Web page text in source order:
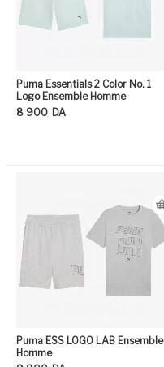
Puma Essentials 2 Color No. 1
Logo Ensemble Homme
8 900 DA
Puma ESS LOGO LAB Ensemble
Homme